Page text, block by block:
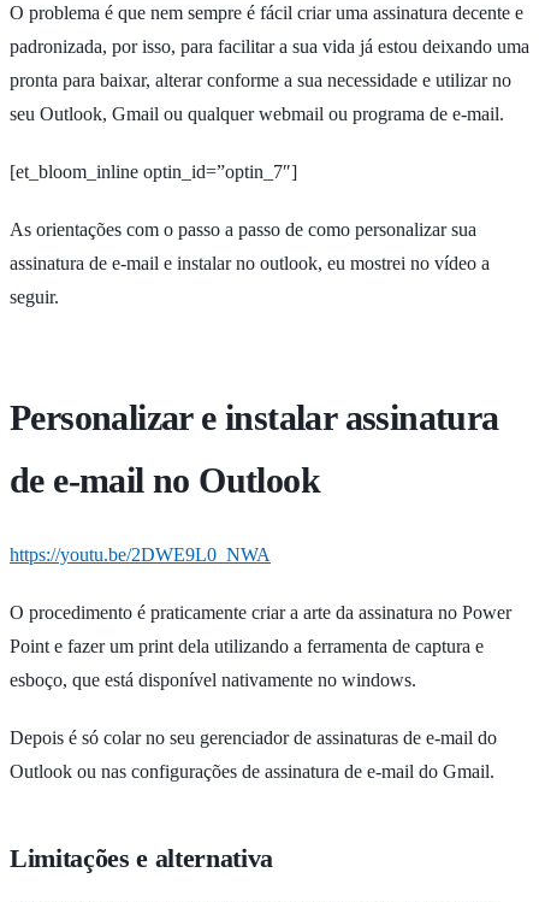
O problema é que nem sempre é fácil criar uma assinatura decente e
padronizada, por isso, para facilitar a sua vida já estou deixando uma
pronta para baixar, alterar conforme a sua necessidade e utilizar no
seu Outlook, Gmail ou qualquer webmail ou programa de e-mail.
[et_bloom_inline optin_id=”optin_7″]
As orientações com o passo a passo de como personalizar sua
assinatura de e-mail e instalar no outlook, eu mostrei no vídeo a
seguir.
Personalizar e instalar assinatura
de e-mail no Outlook
https://youtu.be/2DWE9L0_NWA
O procedimento é praticamente criar a arte da assinatura no Power
Point e fazer um print dela utilizando a ferramenta de captura e
esboço, que está disponível nativamente no windows.
Depois é só colar no seu gerenciador de assinaturas de e-mail do
Outlook ou nas configurações de assinatura de e-mail do Gmail.
Limitações e alternativa